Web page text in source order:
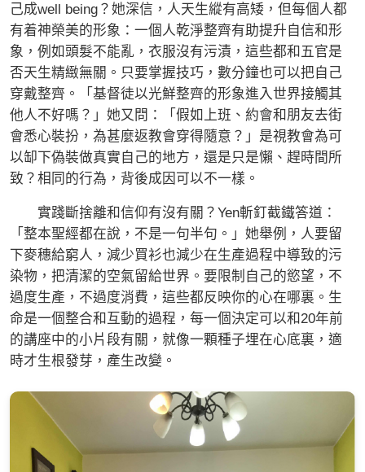
己成well being？她深信，人天生縱有高矮，但每個人都
有着神榮美的形象：一個人乾淨整齊有助提升自信和形
象，例如頭髮不能亂，衣服沒有污漬，這些都和五官是
否天生精緻無關。只要掌握技巧，數分鐘也可以把自己
穿戴整齊。「基督徒以光鮮整齊的形象進入世界接觸其
他人不好嗎？」她又問：「假如上班、約會和朋友去街
會悉心裝扮，為甚麼返教會穿得隨意？」是視教會為可
以缷下偽裝做真實自己的地方，還是只是懶、趕時間所
致？相同的行為，背後成因可以不一樣。
實踐斷捨離和信仰有沒有關？Yen斬釘截鐵答道：
「整本聖經都在說，不是一句半句。」她舉例，人要留
下麥穗給窮人，減少買衫也減少在生產過程中導致的污
染物，把清潔的空氣留給世界。要限制自己的慾望，不
過度生產，不過度消費，這些都反映你的心在哪裏。生
命是一個整合和互動的過程，每一個決定可以和20年前
的講座中的小片段有關，就像一顆種子埋在心底裏，適
時才生根發芽，產生改變。